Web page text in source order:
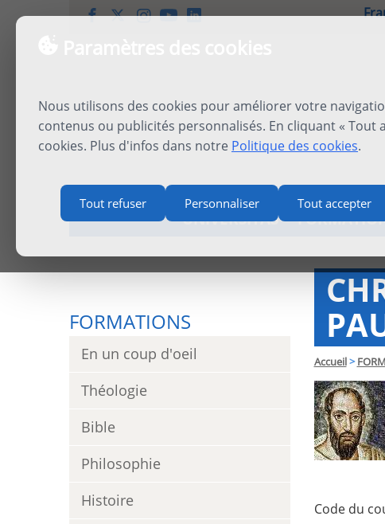
Nous utilisons des cookies pour améliorer votre
contenus ou publicités personnalisés. En cliquant «
cookies. Plus d'infos dans notre Politique des cookies.
Tout refuser Personnaliser Tout accepter
UNIVERSITAS
FORMATIONS
En un coup d'oeil
Théologie
Bible
Philosophie
Histoire
Accueil>
Code du